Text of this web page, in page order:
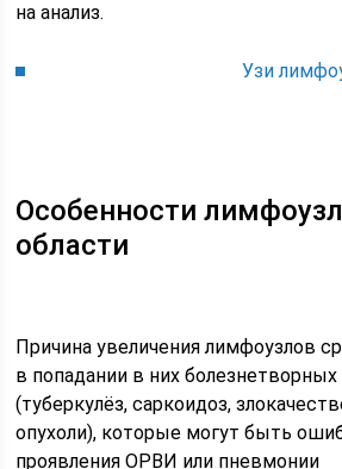
на анализ.
Узи
Особенности
области
Причина увеличения лимфоузлов
в попадании в них
(туберкулёз, саркоидоз,
опухоли), которые могут быть
проявления ОРВИ или пневмонии